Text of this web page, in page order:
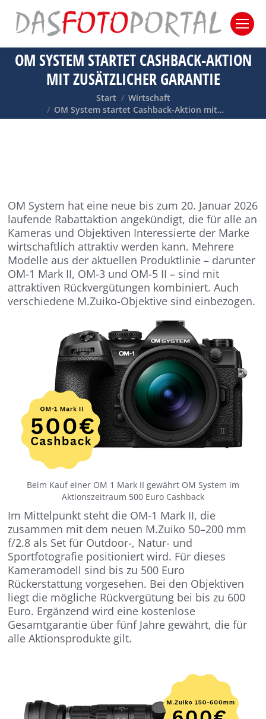
OM SYSTEM STARTET CASHBACK-AKTION
MIT ZUSÄTZLICHER GARANTIE
Sie befinden sich hier:
Start
Wirtschaft
OM System startet Cashback-Aktion mit…
OM System hat eine neue bis zum 20. Januar 2026
laufende Rabattaktion angekündigt, die für alle an
Kameras und Objektiven Interessierte der Marke
wirtschaftlich attraktiv werden kann. Mehrere
Modelle aus der aktuellen Produktlinie – darunter
OM-1 Mark II, OM-3 und OM-5 II – sind mit
attraktiven Rückvergütungen kombiniert. Auch
verschiedene M.Zuiko-Objektive sind einbezogen.
Beim Kauf einer OM 1 Mark II gewährt OM System im
Aktionszeitraum 500 Euro Cashback
Im Mittelpunkt steht die OM-1 Mark II, die
zusammen mit dem neuen M.Zuiko 50–200 mm
f/2.8 als Set für Outdoor-, Natur- und
Sportfotografie positioniert wird. Für dieses
Kameramodell sind bis zu 500 Euro
Rückerstattung vorgesehen. Bei den Objektiven
liegt die mögliche Rückvergütung bei bis zu 600
Euro. Ergänzend wird eine kostenlose
Gesamtgarantie über fünf Jahre gewährt, die für
alle Aktionsprodukte gilt.